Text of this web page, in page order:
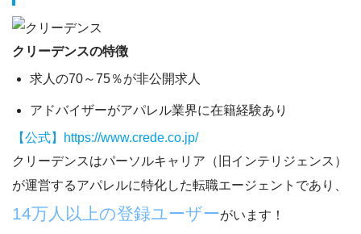
クリーデンスの特徴
求人の70～75％が非公開求人
アドバイザーがアパレル業界に在籍経験あり
【公式】https://www.crede.co.jp/
クリーデンスはパーソルキャリア（旧インテリジェンス）
が運営するアパレルに特化した転職エージェントであり、
14万人以上の登録ユーザーがいます！